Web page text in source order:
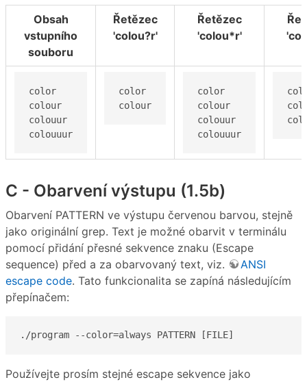
Obsah
vstupního
souboru
Řetězec
'colou?r'
Řetězec
'colou*r'
color
colour
colouur
colouuur
color
colour
color
colour
colouur
colouuur
C - Obarvení výstupu (1.5b)
Obarvení PATTERN ve výstupu červenou barvou, stejně
jako originální grep. Text je možné obarvit v terminálu
pomocí přidání přesné sekvence znaku (Escape
sequence) před a za obarvovaný text, viz.
ANSI
escape code. Tato funkcionalita se zapíná následujícím
přepínačem:
./program --color=always PATTERN [FILE]
Používejte prosím stejné escape sekvence jako